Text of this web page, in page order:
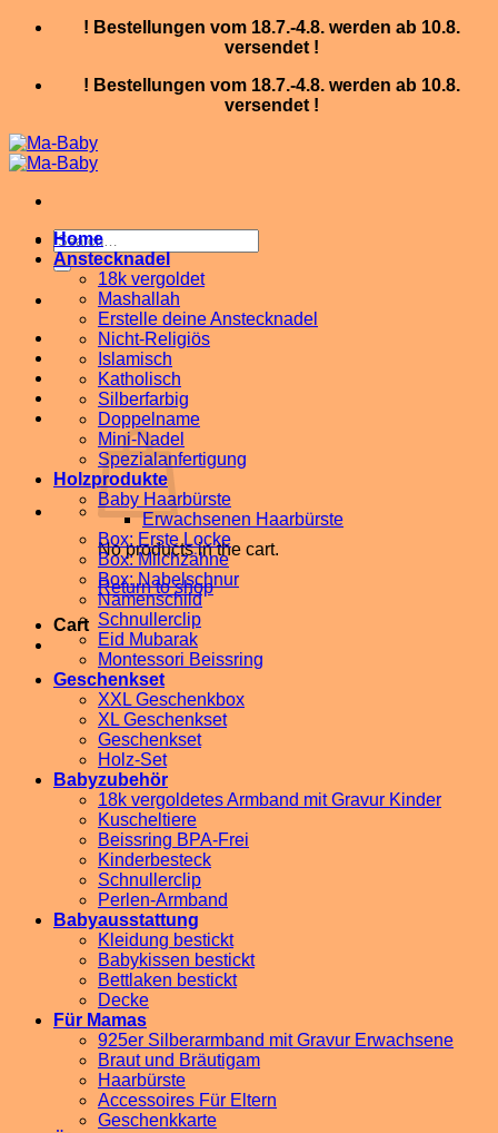
Skip
! Bestellungen vom 18.7.-4.8. werden ab 10.8.
versendet !
! Bestellungen vom 18.7.-4.8. werden ab 10.8.
versendet !
Search
for:
No products in the cart.
Return to shop
Cart
Home
Anstecknadel
18k vergoldet
Mashallah
Erstelle deine Anstecknadel
Nicht-Religiös
Islamisch
Katholisch
Silberfarbig
Doppelname
Mini-Nadel
Spezialanfertigung
Holzprodukte
Baby Haarbürste
Erwachsenen Haarbürste
Box: Erste Locke
Box: Milchzähne
Box: Nabelschnur
Namenschild
Schnullerclip
Eid Mubarak
Montessori Beissring
Geschenkset
XXL Geschenkbox
XL Geschenkset
Geschenkset
Holz-Set
Babyzubehör
18k vergoldetes Armband mit Gravur Kinder
Kuscheltiere
Beissring BPA-Frei
Kinderbesteck
Schnullerclip
Perlen-Armband
Babyausstattung
Kleidung bestickt
Babykissen bestickt
Bettlaken bestickt
Decke
Für Mamas
925er Silberarmband mit Gravur Erwachsene
Braut und Bräutigam
Haarbürste
Accessoires Für Eltern
Geschenkkarte